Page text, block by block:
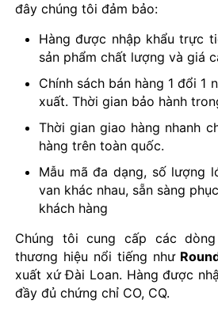
đây chúng tôi đảm bảo:
Hàng được nhập khẩu trực
sản phẩm chất lượng và giá
Chính sách bán hàng 1 đổi 1
xuất. Thời gian bảo hành
Thời gian giao hàng nhanh
hàng trên toàn quốc.
Mẫu mã đa dạng, số lượng
van khác nhau, sẵn sàng
khách hàng
Chúng tôi cung cấp các
thương hiệu nổi tiếng như
xuất xứ Đài Loan. Hàng được
đầy đủ chứng chỉ CO, CQ.